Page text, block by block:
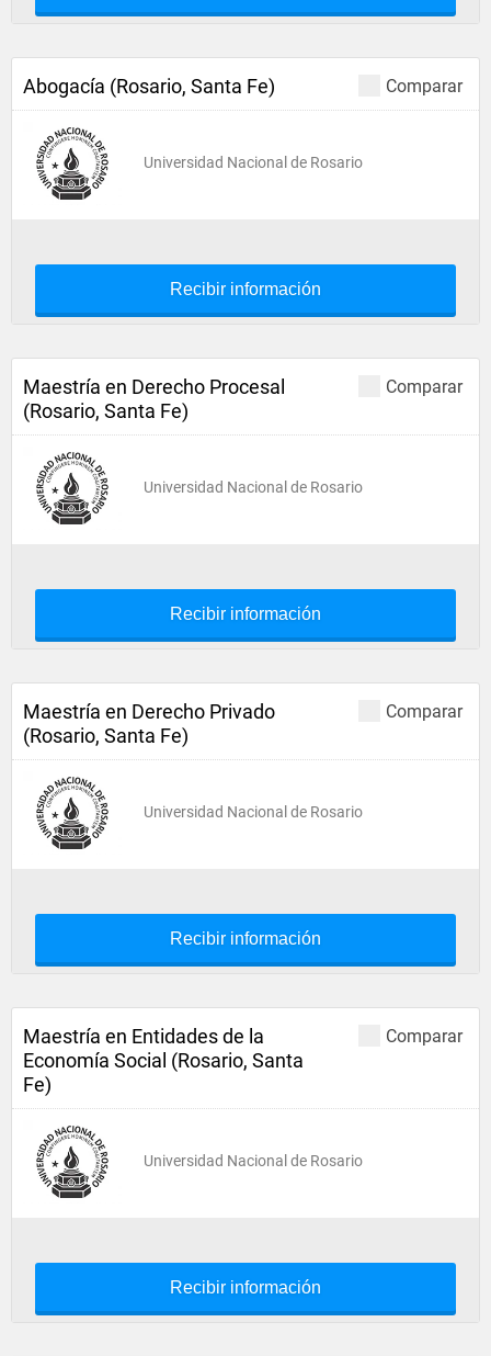
Comparar
Abogacía (Rosario, Santa Fe)
Universidad Nacional de Rosario
Recibir información
Comparar
Maestría en Derecho Procesal
(Rosario, Santa Fe)
Universidad Nacional de Rosario
Recibir información
Comparar
Maestría en Derecho Privado
(Rosario, Santa Fe)
Universidad Nacional de Rosario
Recibir información
Comparar
Maestría en Entidades de la
Economía Social (Rosario, Santa
Fe)
Universidad Nacional de Rosario
Recibir información